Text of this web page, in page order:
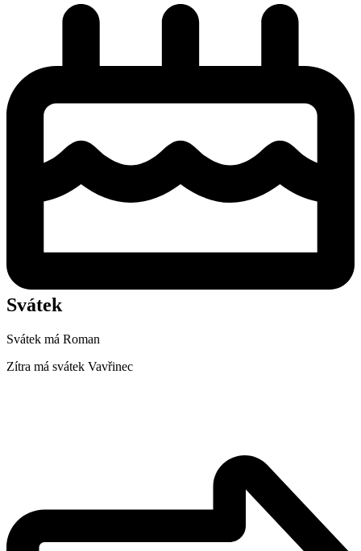
Svátek
Svátek má Roman
Zítra má svátek Vavřinec